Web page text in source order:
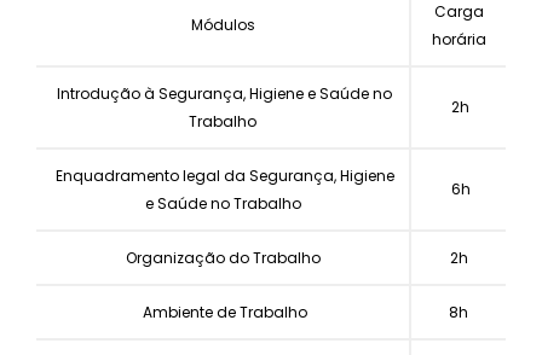
Módulos
Carga
horária
Introdução à Segurança, Higiene e Saúde no
Trabalho
2h
Enquadramento legal da Segurança, Higiene
e Saúde no Trabalho
6h
Organização do Trabalho 2h
Ambiente de Trabalho 8h